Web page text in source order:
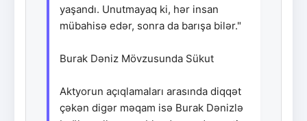
yaşandı. Unutmayaq ki, hər insan
mübahisə edər, sonra da barışa bilər."
Burak Dəniz Mövzusunda Sükut
Aktyorun açıqlamaları arasında diqqət
çəkən digər məqam isə Burak Dənizlə